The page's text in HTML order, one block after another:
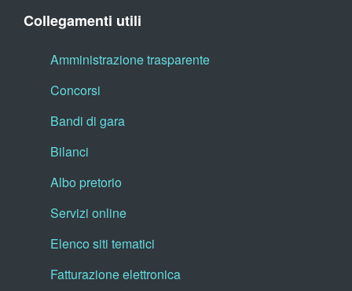
Collegamenti utili
Amministrazione trasparente
Concorsi
Bandi di gara
Bilanci
Albo pretorio
Servizi online
Elenco siti tematici
Fatturazione elettronica